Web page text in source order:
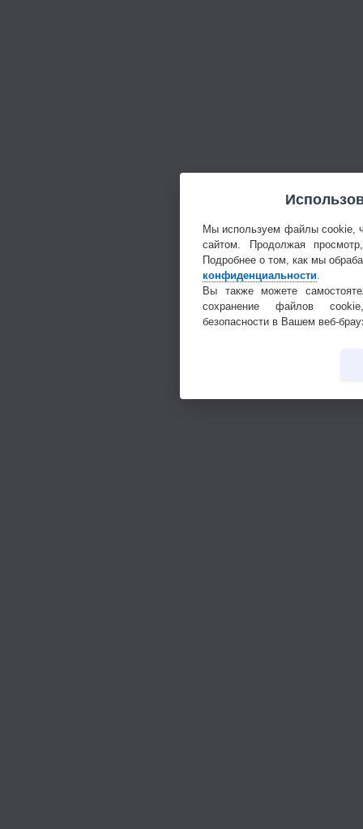
Мы используем файлы cookie,
сайтом. Продолжая
Подробнее о том, как мы
конфиденциальности
Вы также можете
сохранение файлов
безопасности в Вашем веб-